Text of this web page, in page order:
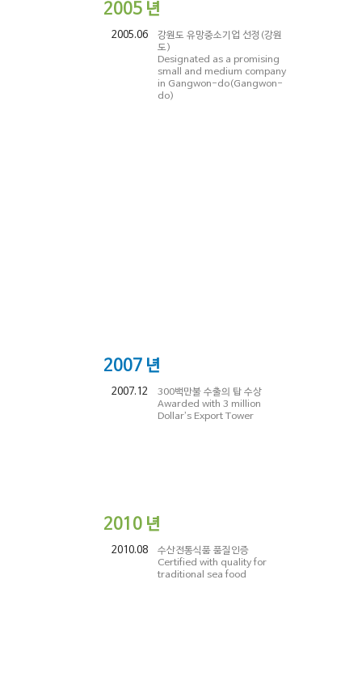
2005 년
2005.06
강원도 유망중소기업 선정(강원
도)
Designated as a promising
small and medium company
in Gangwon-do(Gangwon-
do)
2007 년
2007.12
300백만불 수출의 탑 수상
Awarded with 3 million
Dollar’s Export Tower
2010 년
2010.08
수산전통식품 품질인증
Certified with quality for
traditional sea food